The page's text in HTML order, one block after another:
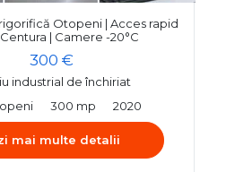
Otopeni | Acces rapid
Centura | Camere -20°C
300 €
industrial de închiriat
300 mp 2020
mai multe detalii